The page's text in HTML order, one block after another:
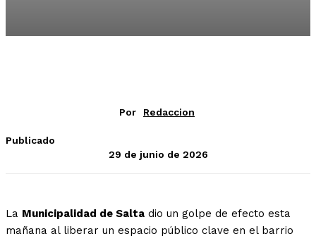
Por Redaccion
Publicado
29 de junio de 2026
La Municipalidad de Salta dio un golpe de efecto esta
mañana al liberar un espacio público clave en el barrio